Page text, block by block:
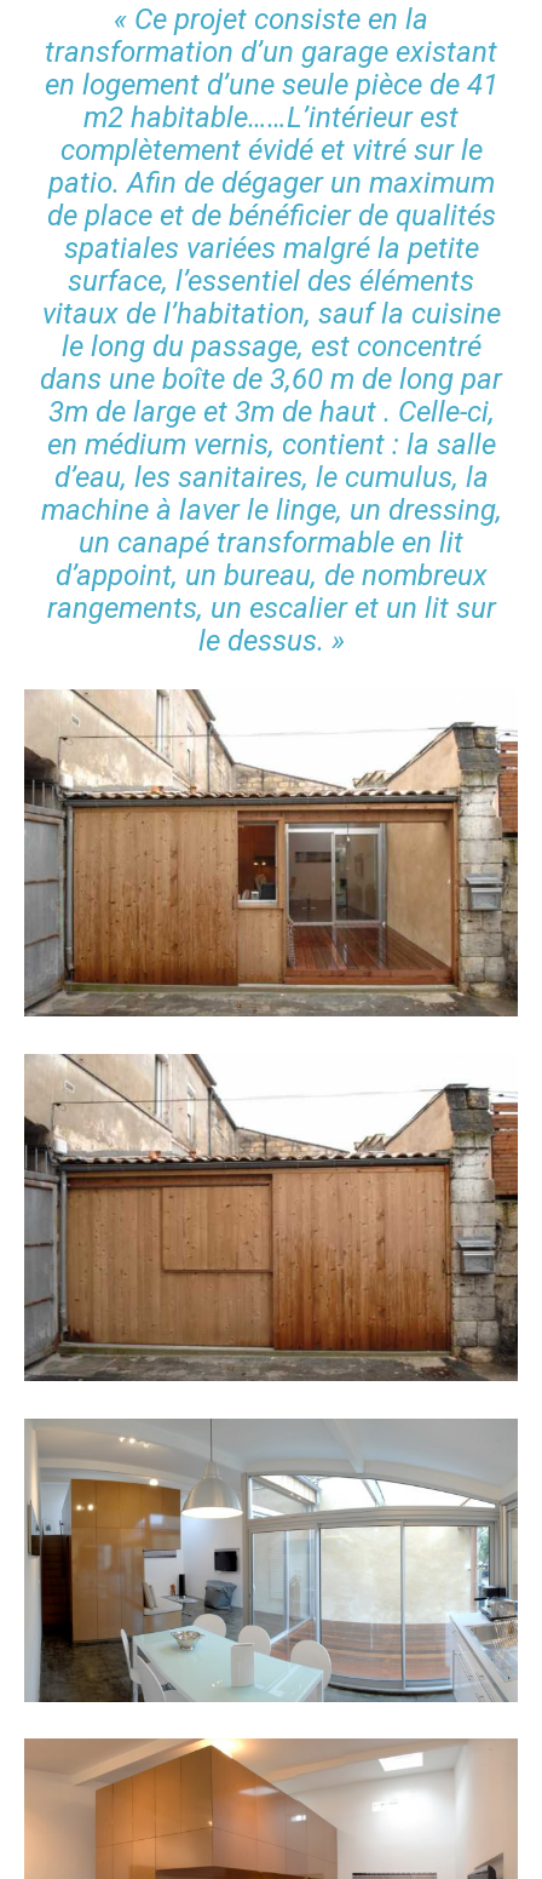
« Ce projet consiste en la
transformation d’un garage existant
en logement d’une seule pièce de 41
m2 habitable……L’intérieur est
complètement évidé et vitré sur le
patio. Afin de dégager un maximum
de place et de bénéficier de qualités
spatiales variées malgré la petite
surface, l’essentiel des éléments
vitaux de l’habitation, sauf la cuisine
le long du passage, est concentré
dans une boîte de 3,60 m de long par
3m de large et 3m de haut . Celle-ci,
en médium vernis, contient : la salle
d’eau, les sanitaires, le cumulus, la
machine à laver le linge, un dressing,
un canapé transformable en lit
d’appoint, un bureau, de nombreux
rangements, un escalier et un lit sur
le dessus. »